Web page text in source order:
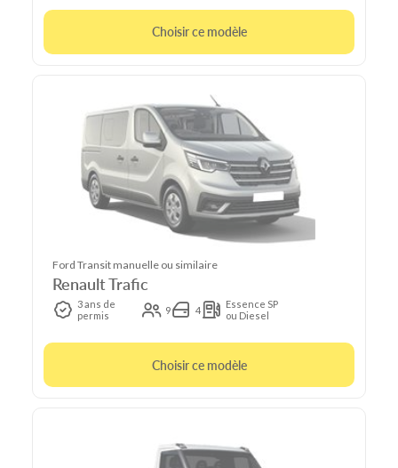
Choisir ce modèle
Ford Transit manuelle ou similaire
Renault Trafic
3 ans de
permis
9 4
Essence SP
ou Diesel
Choisir ce modèle